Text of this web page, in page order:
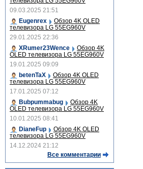
09.03.2025 21:51
Eugenrex
Обзор 4K OLED
телевизора LG 55EG960V
29.01.2025 22:36
XRumer23Wence
Обзор 4K
OLED телевизора LG 55EG960V
19.01.2025 09:09
betenTaX
Обзор 4K OLED
телевизора LG 55EG960V
17.01.2025 07:12
Bubpummabug
Обзор 4K
OLED телевизора LG 55EG960V
10.01.2025 08:41
DianeFup
Обзор 4K OLED
телевизора LG 55EG960V
14.12.2024 21:12
Все комментарии